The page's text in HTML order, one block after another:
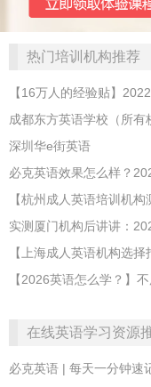
热门培训机构推荐
成都东方英语学校（所有
深圳华e街英语
【杭州成人英语培训机
在线英语学习资源
必克英语 | 每天一分钟速